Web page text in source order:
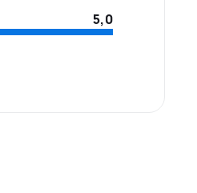
5,0